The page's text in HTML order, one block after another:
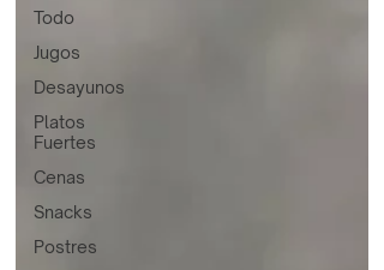
Todo
Jugos
Desayunos
Platos
Fuertes
Cenas
Snacks
Postres